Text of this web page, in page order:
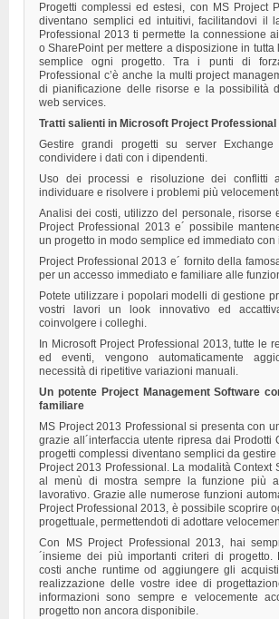
Progetti complessi ed estesi, con MS Project
diventano semplici ed intuitivi, facilitandovi il
Professional 2013 ti permette la connessione
o SharePoint per mettere a disposizione in tutta
semplice ogni progetto. Tra i punti di
Professional c’è anche la multi project
di pianificazione delle risorse e la possibilità
web services.
Tratti salienti in Microsoft Project Professional
Gestire grandi progetti su server
condividere i dati con i dipendenti.
Uso dei processi e risoluzione dei conflitti
individuare e risolvere i problemi più
Analisi dei costi, utilizzo del personale, risorse
Project Professional 2013 e´ possibile
un progetto in modo semplice ed immediato con
Project Professional 2013 e´ fornito della
per un accesso immediato e familiare alle
Potete utilizzare i popolari modelli di gestione
vostri lavori un look innovativo ed
coinvolgere i colleghi.
In Microsoft Project Professional 2013, tutte le
ed eventi, vengono automaticamente
necessità di ripetitive variazioni manuali.
Un potente Project Management Software
familiare
MS Project 2013 Professional si presenta con
grazie all´interfaccia utente ripresa dai Prodotti
progetti complessi diventano semplici da
Project 2013 Professional. La modalità Context
al menù di mostra sempre la funzione più
lavorativo. Grazie alle numerose funzioni
Project Professional 2013, è possibile scoprire
progettuale, permettendoti di adottare
Con MS Project Professional 2013, hai
´insieme dei più importanti criteri di progetto.
costi anche runtime od aggiungere gli
realizzazione delle vostre idee di
informazioni sono sempre e velocemente
progetto non ancora disponibile.